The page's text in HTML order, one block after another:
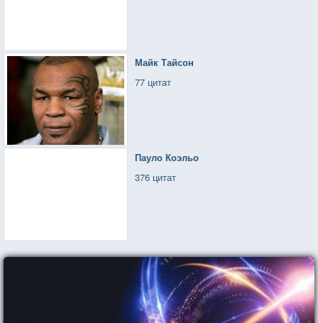
Майк Тайсон
77 цитат
Пауло Коэльо
376 цитат